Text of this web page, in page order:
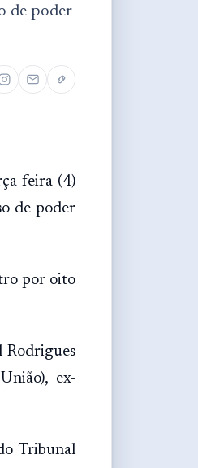
de poder
feira (4)
de poder
por oito
Rodrigues
ex-
Tribunal